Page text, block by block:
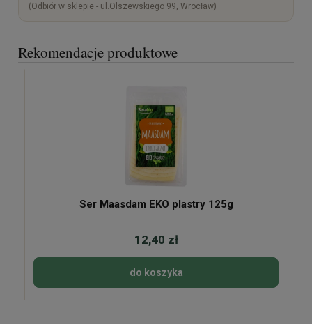
(Odbiór w sklepie - ul.Olszewskiego 99, Wrocław)
Rekomendacje produktowe
Ser Maasdam EKO plastry 125g
12,40 zł
do koszyka